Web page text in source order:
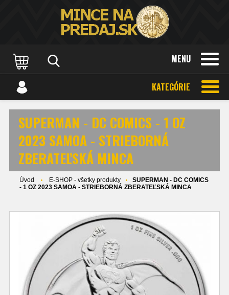
MENU
KATEGÓRIE
SUPERMAN - DC COMICS - 1 OZ
2023 SAMOA - STRIEBORNÁ
ZBERATEĽSKÁ MINCA
Úvod E-SHOP - všetky produkty
SUPERMAN - DC COMICS
- 1 OZ 2023 SAMOA - STRIEBORNÁ ZBERATEĽSKÁ MINCA